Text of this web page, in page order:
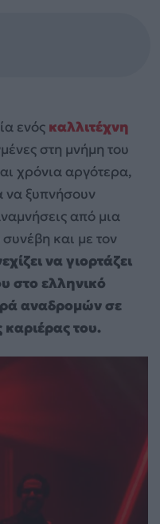
ενός καλλιτέχνη
στη μνήμη του
χρόνια αργότερα,
να ξυπνήσουν
από μια
και με τον
να γιορτάζει
στο ελληνικό
αναδρομών σε
του.